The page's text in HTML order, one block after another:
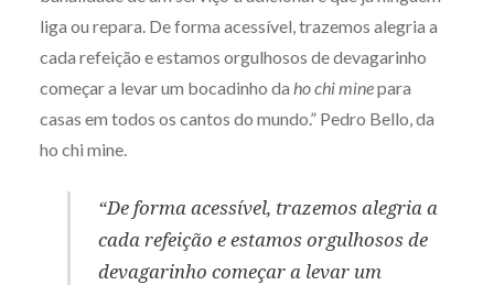
liga ou repara. De forma acessível, trazemos alegria a
cada refeição e estamos orgulhosos de devagarinho
começar a levar um bocadinho da ho chi minepara
casas em todos os cantos do mundo.” Pedro Bello, da
ho chi mine.
“De forma acessível, trazemos alegria a
cada refeição e estamos orgulhosos de
devagarinho começar a levar um